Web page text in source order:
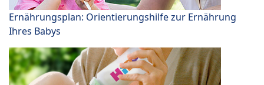
Ernährungsplan: Orientierungshilfe zur Ernährung
Ihres Babys